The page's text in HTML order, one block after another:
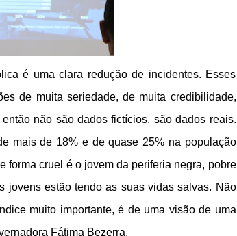
é uma clara redução de incidentes. Esses
de muita seriedade, de muita credibilidade,
não são dados fictícios, são dados reais.
mais de 18% e de quase 25% na população
forma cruel é o jovem da periferia negra, pobre
jovens estão tendo as suas vidas salvas. Não
muito importante, é de uma visão de uma
Fátima Bezerra.